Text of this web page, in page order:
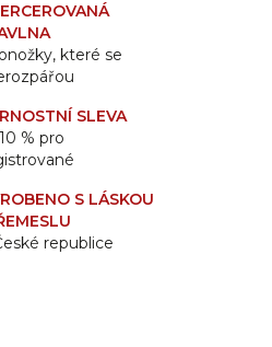
které se
SLEVA
% pro
S LÁSKOU
republice